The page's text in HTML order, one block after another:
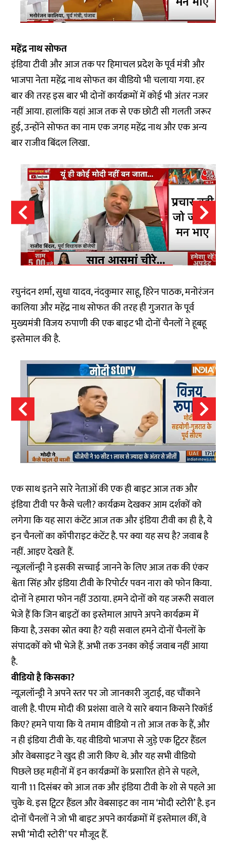
महेंद्र नाथ सोफत
इंडिया टीवी और आज तक पर हिमाचल प्रदेश के पूर्व मंत्री और
भाजपा नेता महेंद्र नाथ सोफत का वीडियो भी चलाया गया. हर
बार की तरह इस बार भी दोनों कार्यक्रमों में कोई भी अंतर नजर
नहीं आया. हालांकि यहां आज तक से एक छोटी सी गलती जरूर
हुई, उन्होंने सोफत का नाम एक जगह महेंद्र नाथ और एक अन्य
बार राजीव बिंदल लिखा.
रघुनंदन शर्मा, सुधा यादव, नंदकुमार साहू, हिरेन पाठक, मनोरंजन
कालिया और महेंद्र नाथ सोफत की तरह ही गुजरात के पूर्व
मुख्यमंत्री विजय रुपाणी की एक बाइट भी दोनों चैनलों ने हूबहू
इस्तेमाल की है.
एक साथ इतने सारे नेताओं की एक ही बाइट आज तक और
इंडिया टीवी पर कैसे चली? कार्यक्रम देखकर आम दर्शकों को
लगेगा कि यह सारा कंटेंट आज तक और इंडिया टीवी का ही है, ये
इन चैनलों का कॉपीराइट कंटेंट है. पर क्या यह सच है? जवाब है
नहीं. आइए देखते हैं.
न्यूज़लॉन्ड्री ने इसकी सच्चाई जानने के लिए आज तक की एंकर
श्वेता सिंह और इंडिया टीवी के रिपोर्टर पवन नारा को फोन किया.
दोनों ने हमारा फोन नहीं उठाया. हमने दोनों को यह जरूरी सवाल
भेजे हैं कि जिन बाइटों का इस्तेमाल आपने अपने कार्यक्रम में
किया है, उसका स्रोत क्या है? यही सवाल हमने दोनों चैनलों के
संपादकों को भी भेजे हैं. अभी तक उनका कोई जवाब नहीं आया
है.
वीडियो है किसका?
न्यूज़लॉन्ड्री ने अपने स्तर पर जो जानकारी जुटाई, वह चौंकाने
वाली है. पीएम मोदी की प्रशंसा वाले ये सारे बयान किसने रिकॉर्ड
किए? हमने पाया कि ये तमाम वीडियो न तो आज तक के हैं, और
न ही इंडिया टीवी के. यह वीडियो भाजपा से जुड़े एक ट्विटर हैंडल
और वेबसाइट ने खुद ही जारी किए थे. और यह सभी वीडियो
पिछले छह महीनों में इन कार्यक्रमों के प्रसारित होने से पहले,
यानी 11 दिसंबर को आज तक और इंडिया टीवी के शो से पहले आ
चुके थे. इस ट्विटर हैंडल और वेबसाइट का नाम ‘मोदी स्टोरी’ है. इन
दोनों चैनलों ने जो भी बाइट अपने कार्यक्रमों में इस्तेमाल कीं, वे
सभी ‘मोदी स्टोरी’ पर मौजूद हैं.